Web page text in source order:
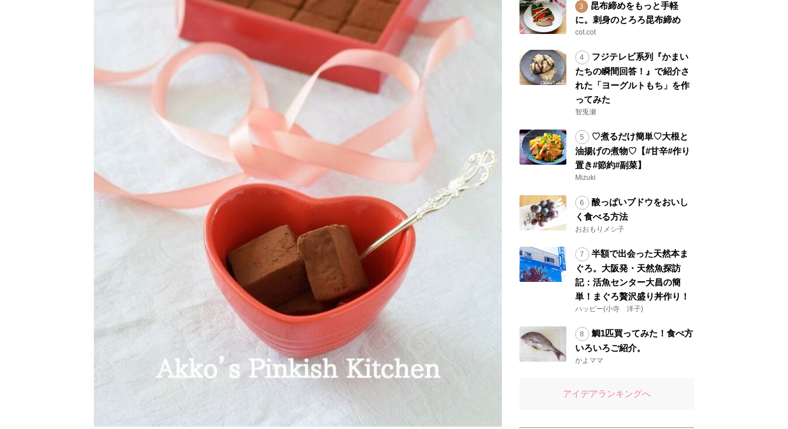
昆布締めをもっと手軽
に。刺身のとろろ昆布締め
cot.cot
フジテレビ系列『かまい
たちの瞬間回答！』で紹介さ
れた「ヨーグルトもち」を作
ってみた
智兎瀬
♡煮るだけ簡単♡大根と
油揚げの煮物♡【#甘辛#作り
置き#節約#副菜】
Mizuki
酸っぱいブドウをおいし
く食べる方法
おおもりメシ子
半額で出会った天然本ま
ぐろ。大阪発・天然魚探訪
記：活魚センター大昌の簡
単！まぐろ贅沢盛り丼作り！
ハッピー(小寺 洋子)
鯛1匹買ってみた！食べ方
いろいろご紹介。
かよママ
アイデアランキングへ